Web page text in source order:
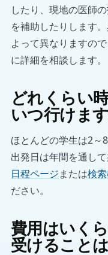
したり、現地の医師
を補助したりします
よって異なりますの
に詳細を相談します。
どれくらい
いつ行けま
ほとんどの学生は2～
出発日は年間を通し
日程ページまたは検
ださい。
費用はいく
受けること